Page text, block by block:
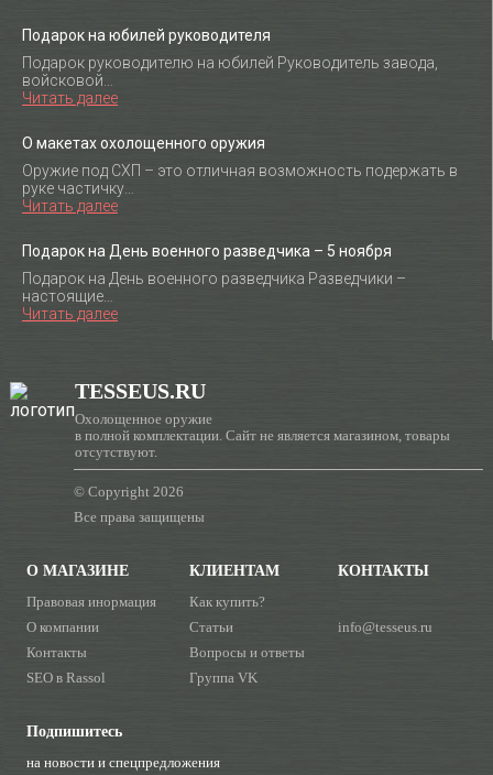
Подарок на юбилей руководителя
Подарок руководителю на юбилей Руководитель завода,
войсковой…
Читать далее
О макетах охолощенного оружия
Оружие под СХП – это отличная возможность подержать в
руке частичку…
Читать далее
Подарок на День военного разведчика – 5 ноября
Подарок на День военного разведчика Разведчики –
настоящие…
Читать далее
TESSEUS.RU
Охолощенное оружие
в полной комплектации. Сайт не является магазином, товары
отсутствуют.
© Copyright 2026
Все права защищены
О МАГАЗИНЕ
Правовая инормация
О компании
Контакты
SEO в Rassol
КЛИЕНТАМ
Как купить?
Статьи
Вопросы и ответы
Группа VK
КОНТАКТЫ
info@tesseus.ru
Подпишитесь
на новости и спецпредложения